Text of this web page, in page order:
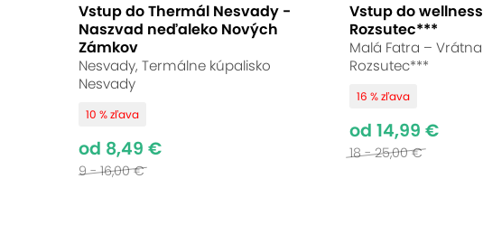
Vstup do Thermál Nesvady -
Naszvad neďaleko Nových
Zámkov
Nesvady, Termálne kúpalisko
Nesvady
10 % zľava
od 8,49 €
9 - 16,00 €
Vstup do
Rozsutec***
Malá Fatra –
Rozsutec***
16 % zľava
od 14,99 €
18 - 25,00 €